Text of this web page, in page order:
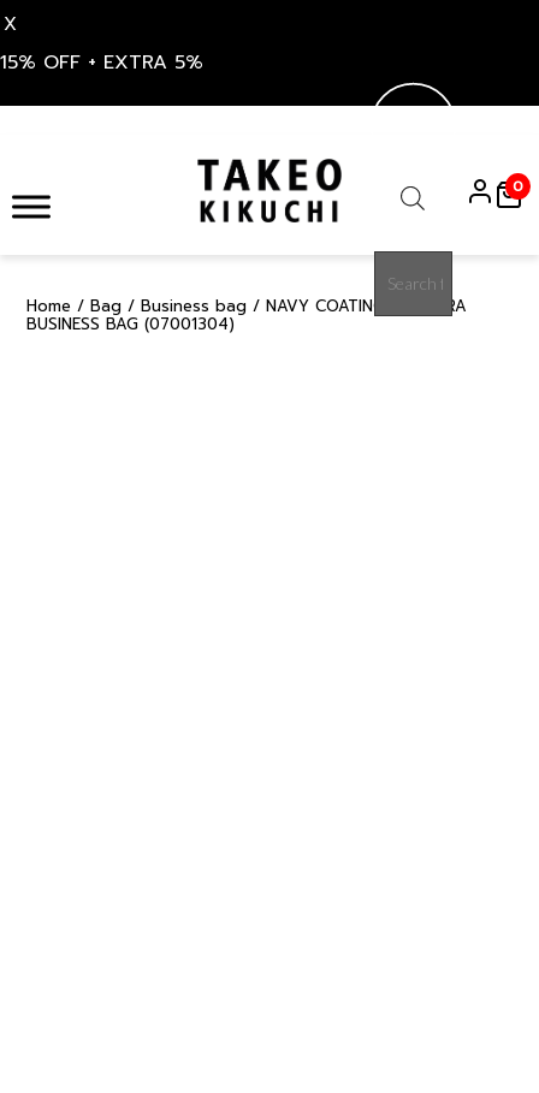
X
15% OFF + EXTRA 5%
content
search
0
Home / Bag / Business bag / NAVY COATING CORDURA
BUSINESS BAG (07001304)